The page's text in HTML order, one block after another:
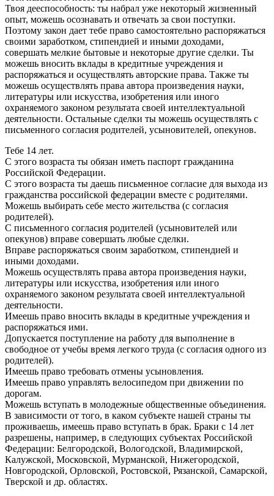
Твоя дееспособность: ты набрал уже некоторый жизненный
опыт, можешь осознавать и отвечать за свои поступки.
Поэтому закон дает тебе право самостоятельно распоряжаться
своими заработком, стипендией и иными доходами,
совершать мелкие бытовые и некоторые другие сделки. Ты
можешь вносить вклады в кредитные учреждения и
распоряжаться и осуществлять авторские права. Также ты
можешь осуществлять права автора произведения науки,
литературы или искусства, изобретения или иного
охраняемого законом результата своей интеллектуальной
деятельности. Остальные сделки ты можешь осуществлять с
письменного согласия родителей, усыновителей, опекунов.
Тебе 14 лет.
С этого возраста ты обязан иметь паспорт гражданина
Российской Федерации.
С этого возраста ты даешь письменное согласие для выхода из
гражданства российской федерации вместе с родителями.
Можешь выбирать себе место жительства (с согласия
родителей).
С письменного согласия родителей (усыновителей или
опекунов) вправе совершать любые сделки.
Вправе распоряжаться своим заработком, стипендией и
иными доходами.
Можешь осуществлять права автора произведения науки,
литературы или искусства, изобретения или иного
охраняемого законом результата своей интеллектуальной
деятельности.
Имеешь право вносить вклады в кредитные учреждения и
распоряжаться ими.
Допускается поступление на работу для выполнение в
свободное от учебы время легкого труда (с согласия одного из
родителей).
Имеешь право требовать отмены усыновления.
Имеешь право управлять велосипедом при движении по
дорогам.
Можешь вступать в молодежные общественные объединения.
В зависимости от того, в каком субъекте нашей страны ты
проживаешь, имеешь право вступать в брак. Браки с 14 лет
разрешены, например, в следующих субъектах Российской
Федерации: Белгородской, Вологодской, Владимирской,
Калужской, Московской, Мурманской, Нижегородской,
Новгородской, Орловской, Ростовской, Рязанской, Самарской,
Тверской и др. областях.